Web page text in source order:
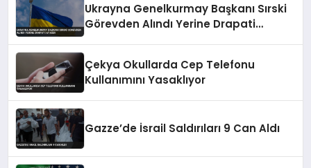
Ukrayna Genelkurmay Başkanı Sırski
Görevden Alındı Yerine Drapati
Çekya Okullarda Cep Telefonu
Kullanımını Yasaklıyor
Gazze’de İsrail Saldırıları 9 Can Aldı